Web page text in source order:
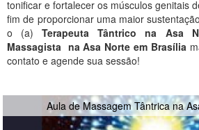
tonificar e fortalecer os músculos genitais
fim de proporcionar uma maior
o (a)Terapeuta Tântrico na Asa
Massagista na Asa Norte em Brasília
contato e agende sua sessão!
Aula de Massagem Tântrica na